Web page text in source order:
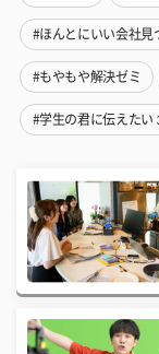
#ほんとにいい会社見
#もやもや解決ゼミ
#学生の君に伝えたい